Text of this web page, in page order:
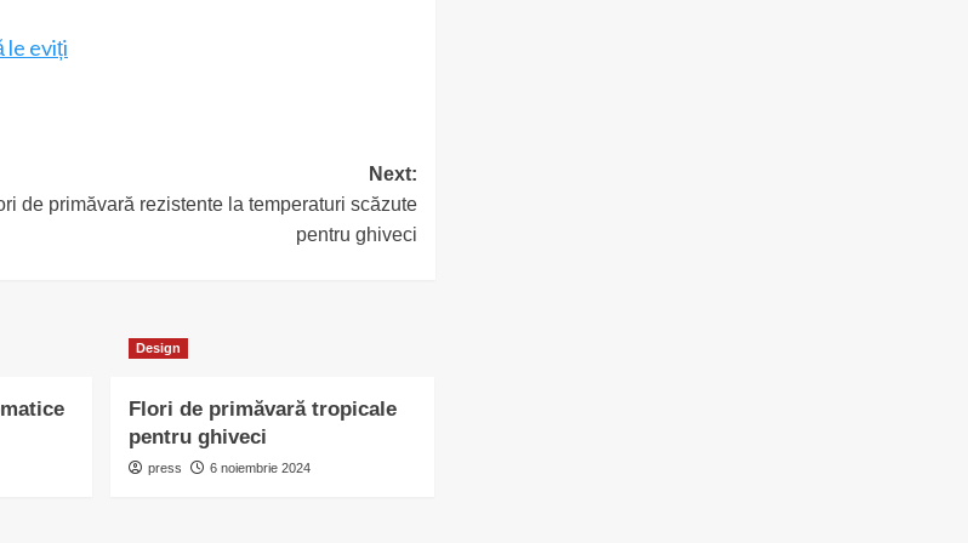
le eviți
Next:
de primăvară rezistente la temperaturi scăzute
pentru ghiveci
Design
Flori de primăvară tropicale
pentru ghiveci
press 6 noiembrie 2024